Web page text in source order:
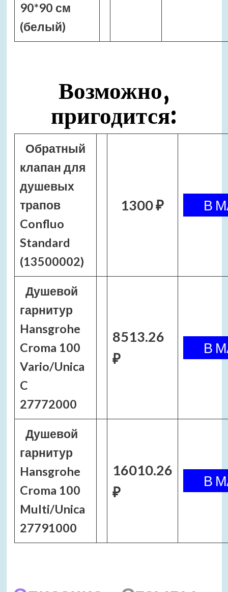
90*90 см
(белый)
Возможно,
пригодится:
Обратный
клапан для
душевых
трапов
Confluo
Standard
(13500002)
1300 ₽
Душевой
гарнитур
Hansgrohe
Croma 100
Vario/Unica
C
27772000
8513.26
₽
Душевой
гарнитур
Hansgrohe
Croma 100
Multi/Unica
27791000
16010.26
₽